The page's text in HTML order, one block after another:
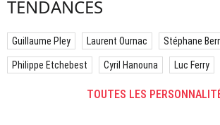
TENDANCES
Guillaume Pley Laurent Ournac Stéphane
Philippe Etchebest Cyril Hanouna Luc Ferry
TOUTES LES